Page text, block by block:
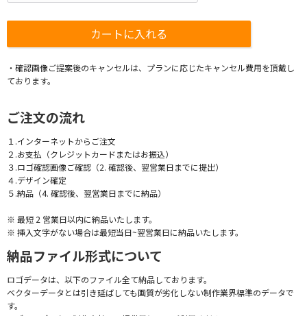
・確認画像ご提案後のキャンセルは、プランに応じたキャンセル費用を頂戴し
ております。
ご注文の流れ
１.インターネットからご注文
２.お支払（クレジットカードまたはお振込）
３.ロゴ確認画像ご確認（2. 確認後、翌営業日までに提出）
４.デザイン確定
５.納品（4. 確認後、翌営業日までに納品）
※ 最短 2 営業日以内に納品いたします。
※ 挿入文字がない場合は最短当日~翌営業日に納品いたします。
納品ファイル形式について
ロゴデータは、以下のファイル全て納品しております。
ベクターデータとは引き延ばしても画質が劣化しない制作業界標準のデータで
す。